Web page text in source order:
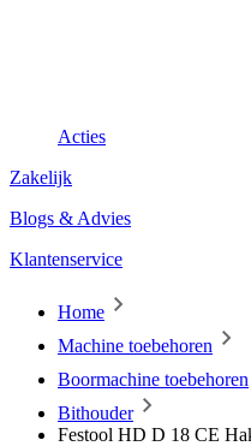
Acties
Zakelijk
Blogs & Advies
Klantenservice
Home
Machine toebehoren
Boormachine toebehoren
Bithouder
Festool HD D 18 CE